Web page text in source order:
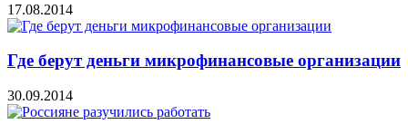
17.08.2014
Где берут деньги микрофинансовые организации
30.09.2014